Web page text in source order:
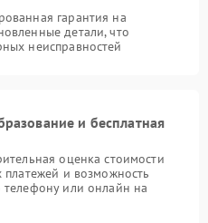
гарантия на
детали, что
неисправностей
и бесплатная
оценка стоимости
платежей и возможность
телефону или онлайн на